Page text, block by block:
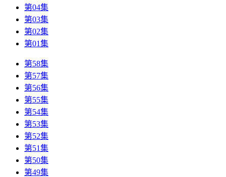
第04集
第03集
第02集
第01集
第58集
第57集
第56集
第55集
第54集
第53集
第52集
第51集
第50集
第49集